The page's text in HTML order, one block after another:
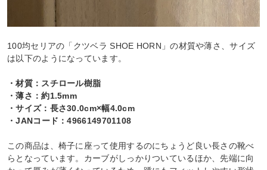
100均セリアの「クツベラ SHOE HORN」の材質や薄さ、サイズ
は以下のようになっています。
・材質：スチロール樹脂
・薄さ：約1.5mm
・サイズ：長さ30.0cm×幅4.0cm
・JANコード：4966149701108
この商品は、椅子に座って使用するのにちょうど良い長さの靴べ
らとなっています。カーブがしっかりついているほか、先端に向